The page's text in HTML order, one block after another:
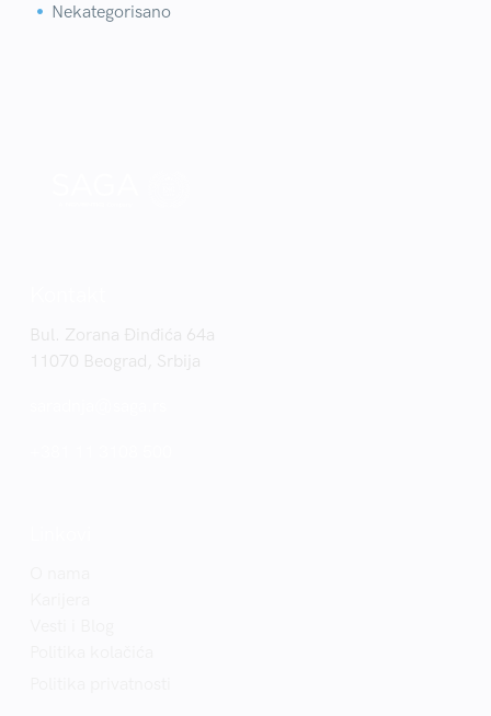

 Nekategorisano
Bul. Zorana Đinđića 64a
11070 Beograd, Srbija